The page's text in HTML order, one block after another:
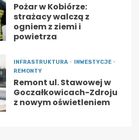
Pożar w Kobiórze:
strażacy walczą z
ogniem z ziemi i
powietrza
INFRASTRUKTURA
INWESTYCJE
REMONTY
Remont ul. Stawowej w
Goczałkowicach-Zdroju
z nowym oświetleniem